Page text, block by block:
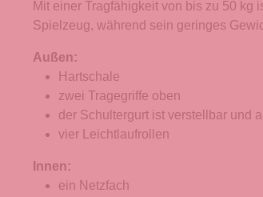
Mit einer Tragfähigkeit von bis zu 50 kg
Spielzeug, während sein geringes
Außen:
Hartschale
zwei Tragegriffe oben
der Schultergurt ist verstellbar und
vier Leichtlaufrollen
Innen:
ein Netzfach